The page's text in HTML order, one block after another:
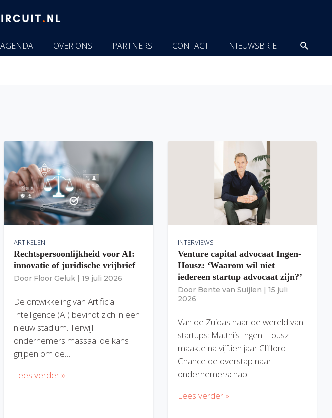
AGENDA OVER ONS PARTNERS CONTACT NIEUWSBRIEF
ARTIKELEN
Rechtspersoonlijkheid voor AI:
innovatie of juridische vrijbrief
Door Floor Geluk | 19 juli 2026
De ontwikkeling van Artificial
Intelligence (AI) bevindt zich in een
nieuw stadium. Terwijl
ondernemers massaal de kans
grijpen om de…
Lees verder »
INTERVIEWS
Venture capital advocaat Ingen-
Housz: ‘Waarom wil niet
iedereen startup advocaat zijn?’
Door Bente van Suijlen | 15 juli
2026
Van de Zuidas naar de wereld van
startups: Matthijs Ingen-Housz
maakte na vijftien jaar Clifford
Chance de overstap naar
ondernemerschap…
Lees verder »